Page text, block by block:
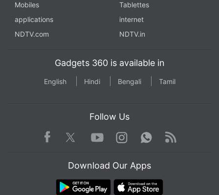
Mobiles
Tablettes
applications
internet
NDTV.com
NDTV.in
Gadgets 360 is available in
English Hindi Bengali Tamil
Follow Us
Facebook TwitterYoutube
Instagram WhatsApp
Rss
Download Our Apps